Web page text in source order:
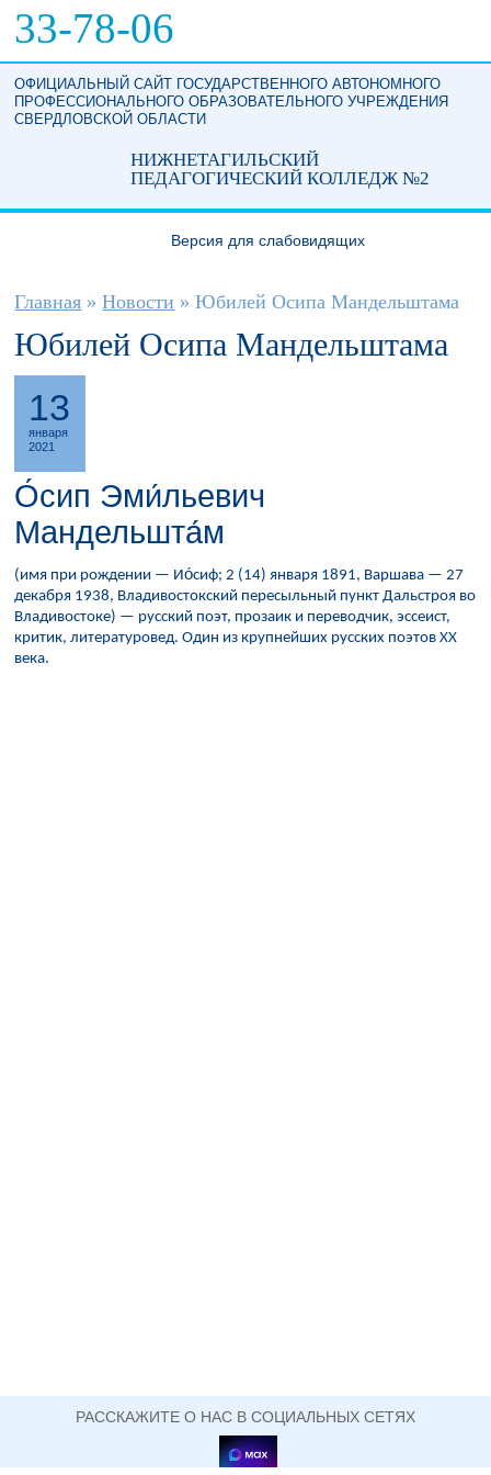
33-78-06
ОФИЦИАЛЬНЫЙ САЙТ ГОСУДАРСТВЕННОГО АВТОНОМНОГО
ПРОФЕССИОНАЛЬНОГО ОБРАЗОВАТЕЛЬНОГО УЧРЕЖДЕНИЯ
СВЕРДЛОВСКОЙ ОБЛАСТИ
НИЖНЕТАГИЛЬСКИЙ
ПЕДАГОГИЧЕСКИЙ КОЛЛЕДЖ №2
Версия для слабовидящих
Вы здесь
Главная » Новости » Юбилей Осипа Мандельштама
Юбилей Осипа Мандельштама
13
января
2021
О́сип Эми́льевич
Мандельшта́м
(имя при рождении — Ио́сиф; 2 (14) января 1891, Варшава — 27
декабря 1938, Владивостокский пересыльный пункт Дальстроя во
Владивостоке) — русский поэт, прозаик и переводчик, эссеист,
критик, литературовед. Один из крупнейших русских поэтов XX
века.
РАССКАЖИТЕ О НАС В СОЦИАЛЬНЫХ СЕТЯХ